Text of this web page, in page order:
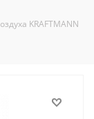
KRAFTMANN